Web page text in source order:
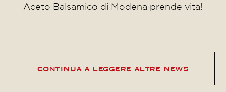
Aceto Balsamico di Modena prende vita!
continua a leggere altre news